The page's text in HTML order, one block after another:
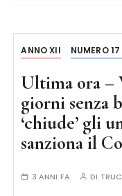
ANNO XII NUMERO
Ultima ora –
giorni senza
‘chiude’ gli
sanziona il
3 ANNI FA DI